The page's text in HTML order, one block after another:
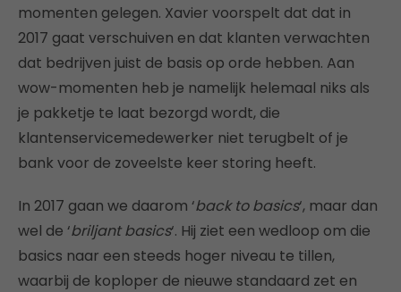
momenten gelegen. Xavier voorspelt dat dat in
2017 gaat verschuiven en dat klanten verwachten
dat bedrijven juist de basis op orde hebben. Aan
wow-momenten heb je namelijk helemaal niks als
je pakketje te laat bezorgd wordt, die
klantenservicemedewerker niet terugbelt of je
bank voor de zoveelste keer storing heeft.
In 2017 gaan we daarom ‘back to basics‘, maar dan
wel de ‘briljant basics‘. Hij ziet een wedloop om die
basics naar een steeds hoger niveau te tillen,
waarbij de koploper de nieuwe standaard zet en